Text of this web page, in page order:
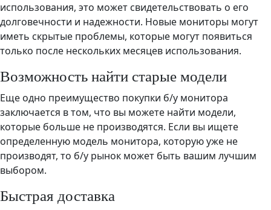
использования, это может свидетельствовать о его
долговечности и надежности. Новые мониторы могут
иметь скрытые проблемы, которые могут появиться
только после нескольких месяцев использования.
Возможность найти старые модели
Еще одно преимущество покупки б/у монитора
заключается в том, что вы можете найти модели,
которые больше не производятся. Если вы ищете
определенную модель монитора, которую уже не
производят, то б/у рынок может быть вашим лучшим
выбором.
Быстрая доставка